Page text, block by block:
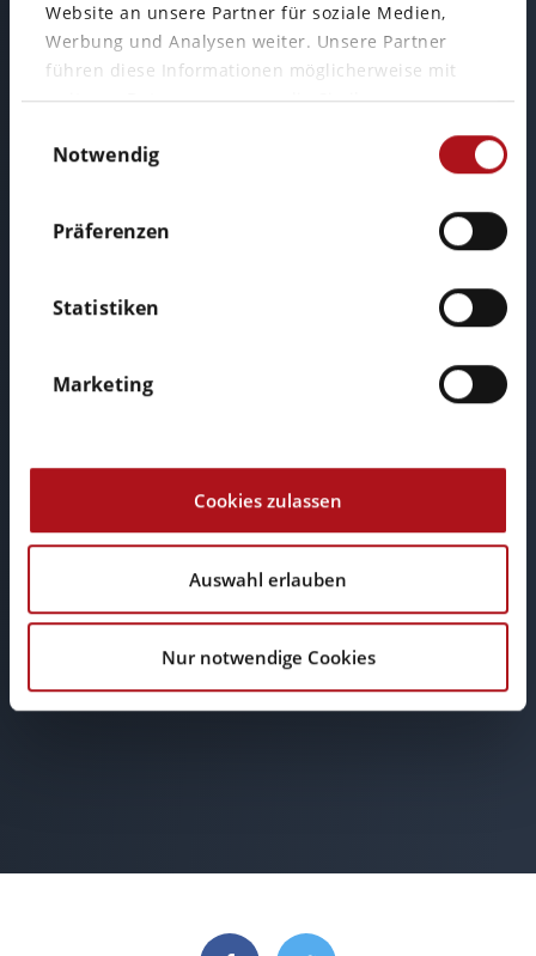
Website an unsere Partner für soziale Medien,
Werbung und Analysen weiter. Unsere Partner
führen diese Informationen möglicherweise mit
weiteren Daten zusammen, die Sie ihnen
Nutzung der Dienste gesammelt haben.
Notwendig
Präferenzen
Statistiken
Marketing
Cookies zulassen
Auswahl erlauben
Nur notwendige Cookies
Telefon: +49 611 34 11 95 72
E-Mail
info@browserwerk.de